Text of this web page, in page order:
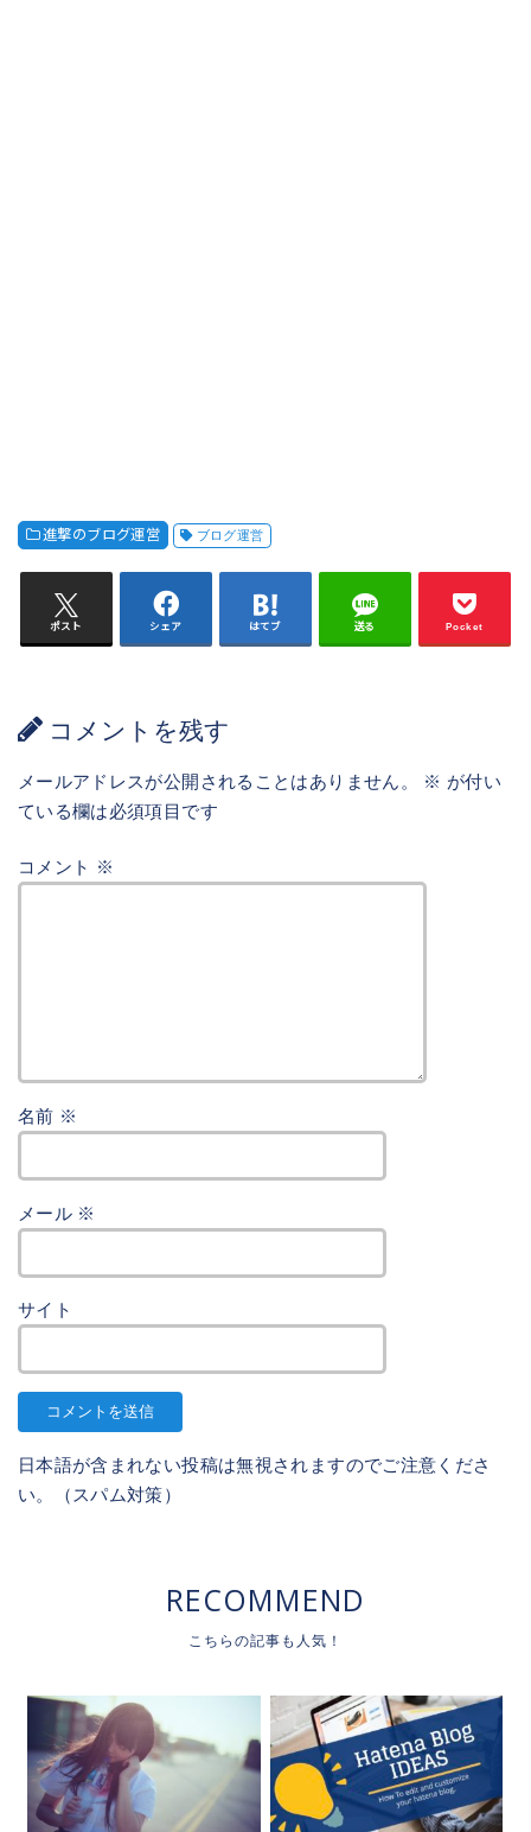
進撃のブログ運営 ブログ運営
ポスト シェア はてブ 送る Pocket
コメントを残す
メールアドレスが公開されることはありません。 ※ が付い
ている欄は必須項目です
コメント ※
名前 ※
メール ※
サイト
日本語が含まれない投稿は無視されますのでご注意くださ
い。（スパム対策）
RECOMMEND